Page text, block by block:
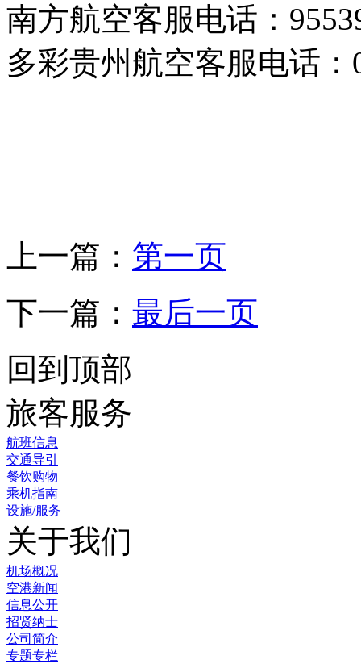
南方航空客服电话：
多彩贵州航空客服电话：
上一篇： 第一页
下一篇： 最后一页
回到顶部
旅客服务
航班信息
交通导引
餐饮购物
乘机指南
设施/服务
关于我们
机场概况
空港新闻
信息公开
招贤纳士
公司简介
专题专栏